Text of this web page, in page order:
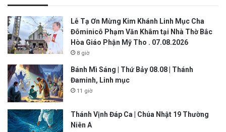
Lễ Tạ Ơn Mừng Kim Khánh Linh Mục Cha
Đôminicô Phạm Văn Khâm tại Nhà Thờ Bắc
Hòa Giáo Phận Mỹ Tho . 07.08.2026
8 giờ
Bánh Mì Sáng | Thứ Bảy 08.08 | Thánh
Đaminh, Linh mục
11 giờ
Thánh Vịnh Đáp Ca | Chúa Nhật 19 Thường
Niên A